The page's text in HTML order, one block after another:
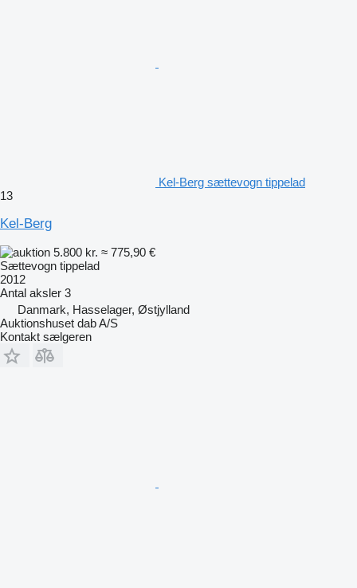
Kel-Berg sættevogn tippelad
13
Kel-Berg
5.800 kr. ≈ 775,90 €
Sættevogn tippelad
2012
Antal aksler 3
Danmark, Hasselager, Østjylland
Auktionshuset dab A/S
Kontakt sælgeren